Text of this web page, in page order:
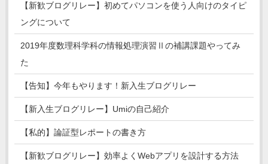
【新歓ブログリレー】初めてパソコンを使う人向けのタイピ
ングについて
2019年度数理科学科の情報処理演習Ⅱの補講課題やってみ
た
【告知】今年もやります！新入生ブログリレー
【新入生ブログリレー】Umiの自己紹介
【私的】論証型レポートの書き方
【新歓ブログリレー】効率よくWebアプリを設計する方法